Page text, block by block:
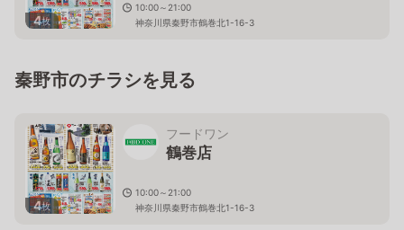
4枚
10:00～21:00
神奈川県秦野市鶴巻北1-16-3
秦野市のチラシを見る
4枚
フードワン
鶴巻店
10:00～21:00
神奈川県秦野市鶴巻北1-16-3